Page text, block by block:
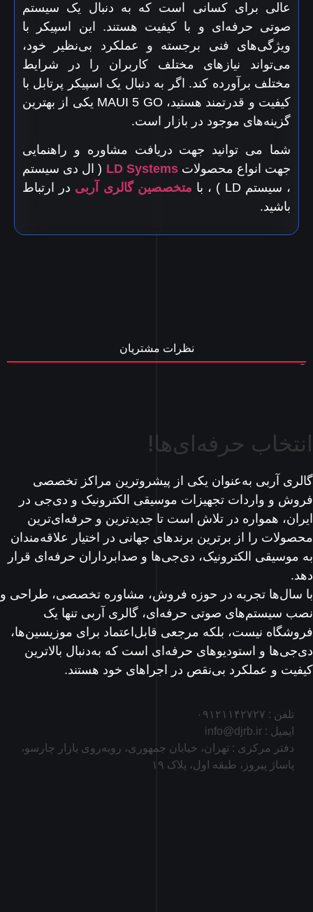
نظرات مشتریان
عالی برای کسانی است که به دنبال یک سیستم
صوتی حرفه‌ای و با کیفیت هستند. این اسپیکر با
ویژگی‌های فنی برجسته و عملکرد بی‌نظیر خود،
می‌تواند نیازهای مختلف کاربران را در شرایط
مختلف برآورده کند. اگر به دنبال یک اسپیکر پرتابل با
کیفیت و قدرتمند هستید، MAUI 5 GO یکی از بهترین
گزینه‌های موجود در بازار است.
شما می توانید جهت دریافت مشاوره و راهنمایی
جهت انواع محصولاتLD Systems ( ال دی سیستم
، سیستم LD ) ، با
متخصصین گالری آربی در ارتباط
باشید.
انتخاب حرفه‌ای‌ها!
گالری آربی به‌عنوان یکی از پیشروترین مراکز تخصصی
فروش و واردات تجهیزات موسیقی الکترونیک و دی‌جی در
ایران، همواره در تلاش است تا جدیدترین و حرفه‌ای‌ترین
محصولات را از برترین برندهای جهانی در اختیار علاقه‌مندان
به موسیقی الکترونیک، دی‌جی‌ها و صدابرداران حرفه‌ای قرار
دهد.
با سال‌ها تجربه در حوزه فروش، مشاوره تخصصی، طراحی و
نصب سیستم‌های صوتی حرفه‌ای، گالری آربی تنها یک
فروشگاه نیست، بلکه مرجعی قابل‌اعتماد برای موزیسین‌ها،
دی‌جی‌ها و استودیوهای حرفه‌ای است که به‌دنبال بالاترین
کیفیت و عملکرد بی‌نقص در اجراهای خود هستند.
تلفن : ۰۹۱۲۱۱۴۲۷۲۷
ایمیل : info@djrb.ir
دفتر مرکزی : تهران، خیابان جمهوری، روبه‌روی بازار چارسو،
پاساژ پیروز، طبقه اول، پلاک ۱۹